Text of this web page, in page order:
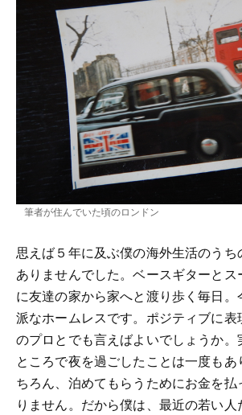
筆者が住んでいた頃のロンドン
思えば５年に及ぶ僕の海外生活のう
ありませんでした。ベースギターと
に友達の家から家へと渡り歩く毎日
派なホームレスです。ポジティブに表
のプロとでも言えばよいでしょうか。
ところで夜を過ごしたことは一度もあ
ちろん、泊めてもらうためにお金を
りません。だから僕は、最近の若い